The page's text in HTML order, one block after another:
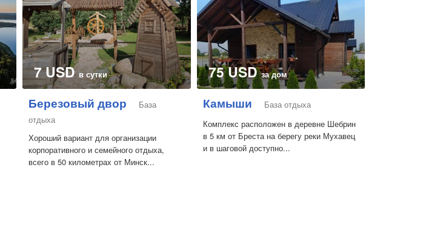
7 USDв сутки
Березовый двор
База
отдыха
Хороший вариант для организации
корпоративного и семейного отдыха,
всего в 50 километрах от Минск...
75 USDза дом
Камыши
База отдыха
Комплекс расположен в деревне Шебрин
в 5 км от Бреста на берегу реки Мухавец
и в шаговой доступно...